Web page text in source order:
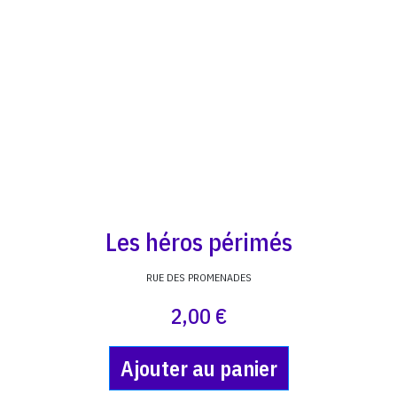
Les héros périmés
RUE DES PROMENADES
2,00 €
Ajouter au panier